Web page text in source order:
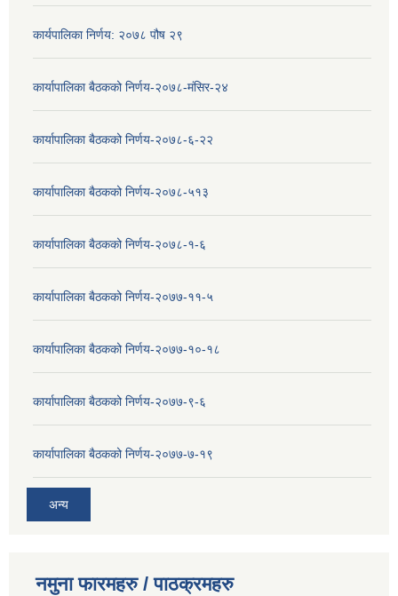
कार्यपालिका निर्णय: २०७८ पौष २९
कार्यापालिका बैठकको निर्णय-२०७८-मंसिर-२४
कार्यापालिका बैठकको निर्णय-२०७८-६-२२
कार्यापालिका बैठकको निर्णय-२०७८-५१३
कार्यापालिका बैठकको निर्णय-२०७८-१-६
कार्यापालिका बैठकको निर्णय-२०७७-११-५
कार्यापालिका बैठकको निर्णय-२०७७-१०-१८
कार्यापालिका बैठकको निर्णय-२०७७-९-६
कार्यापालिका बैठकको निर्णय-२०७७-७-१९
अन्य
नमुना फारमहरु / पाठक्रमहरु